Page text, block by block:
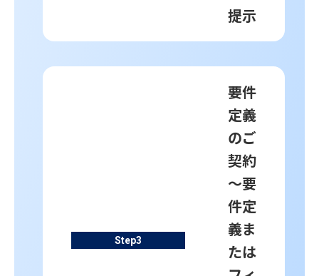
提示
Step3
要件
定義
のご
契約
～要
件定
義ま
たは